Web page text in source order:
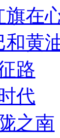
旗在
和黄
路
代
之南